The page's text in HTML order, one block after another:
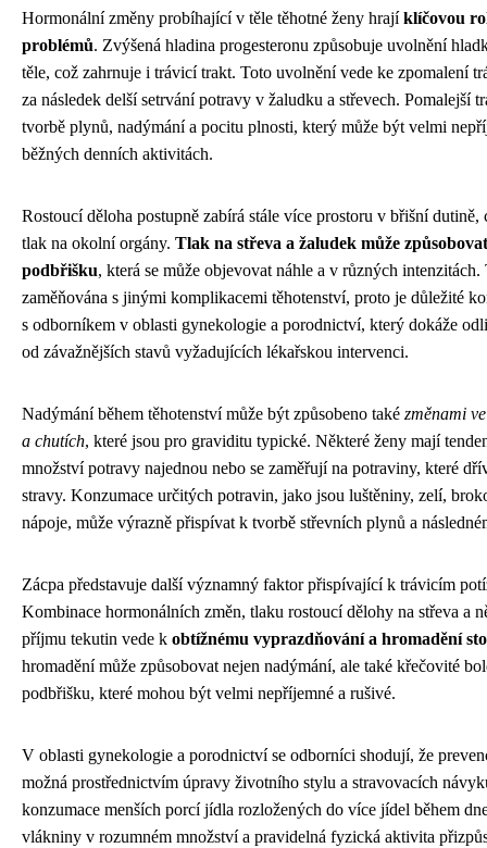
Hormonální změny probíhající v těle těhotné ženy hrajíklíčovou
problémů. Zvýšená hladina progesteronu způsobuje uvolnění
těle, což zahrnuje i trávicí trakt. Toto uvolnění vede ke zpomalení
za následek delší setrvání potravy v žaludku a střevech. Pomalejší
tvorbě plynů, nadýmání a pocitu plnosti, který může být velmi
běžných denních aktivitách.
Rostoucí děloha postupně zabírá stále více prostoru v břišní
tlak na okolní orgány. Tlak na střeva a žaludek může
podbřišku, která se může objevovat náhle a v různých intenzitách.
zaměňována s jinými komplikacemi těhotenství, proto je důležité
s odborníkem v oblasti gynekologie a porodnictví, který dokáže
od závažnějších stavů vyžadujících lékařskou intervenci.
Nadýmání během těhotenství může být způsobeno také změnami
a chutích, které jsou pro graviditu typické. Některé ženy mají
množství potravy najednou nebo se zaměřují na potraviny, které
stravy. Konzumace určitých potravin, jako jsou luštěniny, zelí,
nápoje, může výrazně přispívat k tvorbě střevních plynů a
Zácpa představuje další významný faktor přispívající k trávicím
Kombinace hormonálních změn, tlaku rostoucí dělohy na střeva a
příjmu tekutin vede k obtížnému vyprazdňování a hromadění
hromadění může způsobovat nejen nadýmání, ale také křečovité
podbřišku, které mohou být velmi nepříjemné a rušivé.
V oblasti gynekologie a porodnictví se odborníci shodují, že
možná prostřednictvím úpravy životního stylu a stravovacích
konzumace menších porcí jídla rozložených do více jídel během
vlákniny v rozumném množství a pravidelná fyzická aktivita